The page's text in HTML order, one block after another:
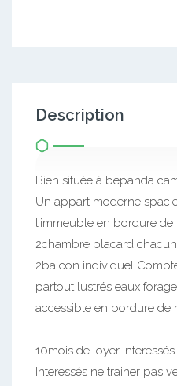
Description
Bien située à bepanda
Un appart moderne
l’immeuble en bordure de
2chambre placard
2balcon individuel
partout lustrés eaux
accessible en bordure de
10mois de loyer
Interessés ne trainer pas